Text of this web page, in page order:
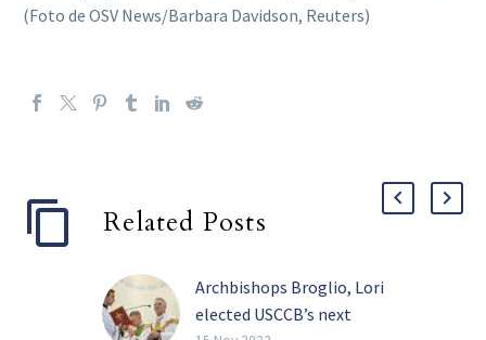
(Foto de OSV News/Barbara Davidson, Reuters)
Related Posts
Archbishops Broglio, Lori
elected USCCB’s next